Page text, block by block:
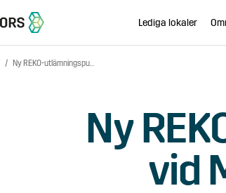
Lediga lokaler
Ny
vid